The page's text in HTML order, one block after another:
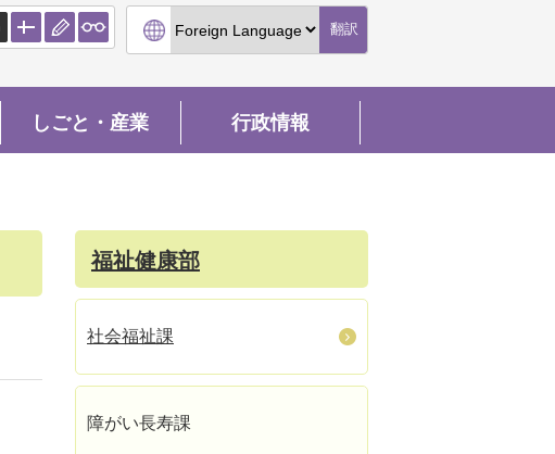
翻訳
しごと・産業 行政情報
福祉健康部
社会福祉課
障がい長寿課